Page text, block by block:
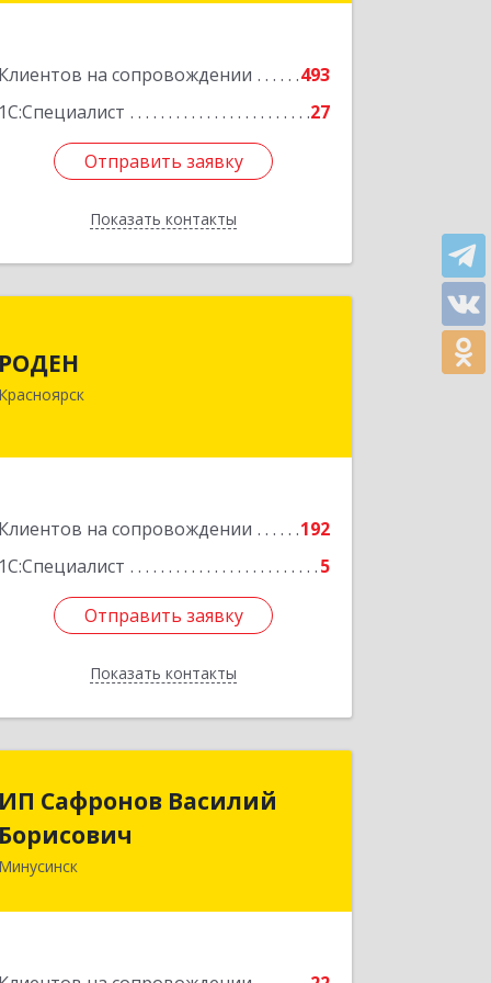
Клиентов на сопровождении
493
1С:Специалист
27
Отправить заявку
Показать контакты
Отправить заявку
Назад
РОДЕН
Красноярск
Клиентов на сопровождении
192
1С:Специалист
5
Отправить заявку
Показать контакты
Отправить заявку
Назад
ИП Сафронов Василий
Борисович
Минусинск
ИП Сафронов Василий
Борисович
Подробнее